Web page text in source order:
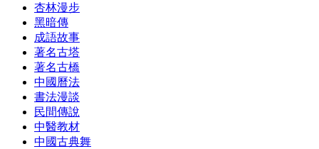
杏林漫步
黑暗傳
成語故事
著名古塔
著名古橋
中國曆法
書法漫談
民間傳說
中醫教材
中國古典舞